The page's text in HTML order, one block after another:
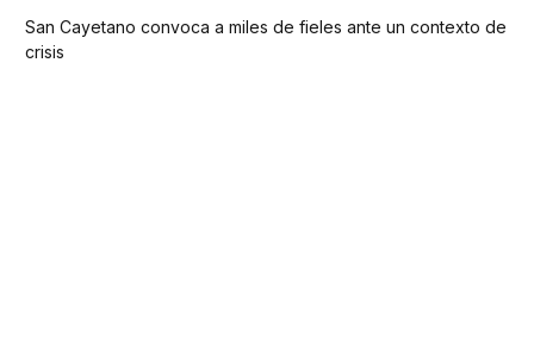
San Cayetano convoca a miles de fieles ante un contexto de
crisis